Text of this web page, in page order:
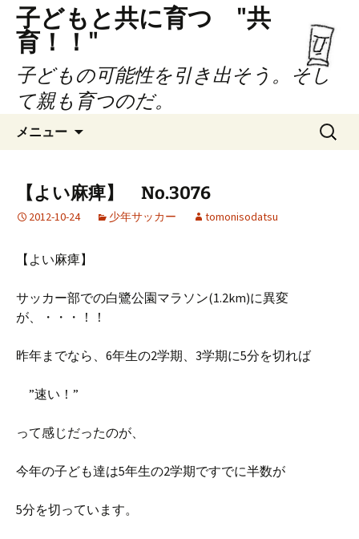
子どもと共に育つ "共
育！！"
子どもの可能性を引き出そう。そし
て親も育つのだ。
メニュー
ツ
キ
プ
検
索:
【よい麻痺】 No.3076
2012-10-24 少年サッカー tomonisodatsu
【よい麻痺】
サッカー部での白鷺公園マラソン(1.2km)に異変
が、・・・！！
昨年までなら、6年生の2学期、3学期に5分を切れば
”速い！”
って感じだったのが、
今年の子ども達は5年生の2学期ですでに半数が
5分を切っています。